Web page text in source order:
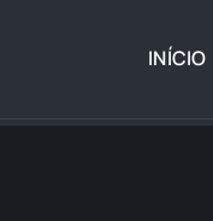
INÍCIO